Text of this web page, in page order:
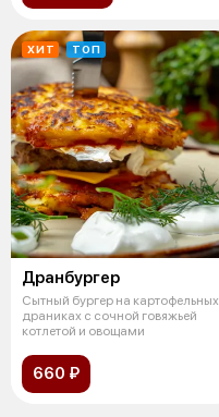
ХИТ ТОП
Дранбургер
Сытный бургер на картофельных
драниках с сочной говяжьей
котлетой и овощами
660 ₽